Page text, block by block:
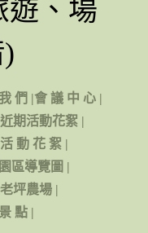
遊、場
們 |會 議 中 心 |
近期活動花絮 |
活 動 花 絮 |
園區導覽圖 |
坪農場 |
點 |